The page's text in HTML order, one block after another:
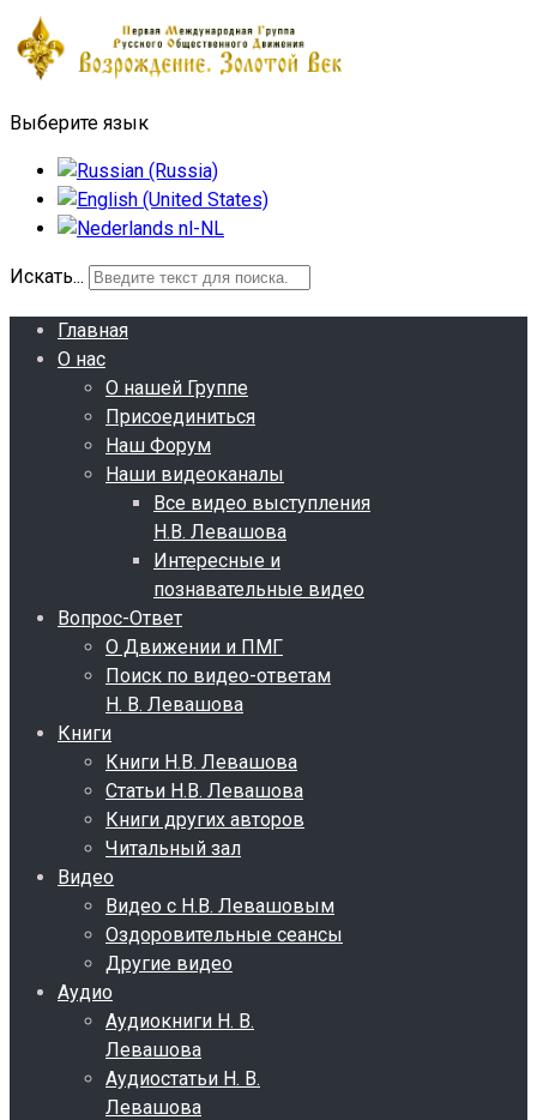
Выберите язык
Искать...
Главная
О нас
О нашей Группе
Присоединиться
Наш Форум
Наши видеоканалы
Все видео выступления
Н.В. Левашова
Интересные и
познавательные видео
Вопрос-Ответ
О Движении и ПМГ
Поиск по видео-ответам
Н. В. Левашова
Книги
Книги Н.В. Левашова
Статьи Н.В. Левашова
Книги других авторов
Читальный зал
Видео
Видео с Н.В. Левашовым
Оздоровительные сеансы
Другие видео
Аудио
Аудиокниги Н. В.
Левашова
Аудиостатьи Н. В.
Левашова